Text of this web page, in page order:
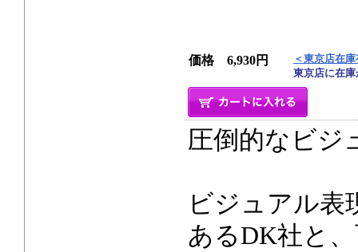
価格 6,930円
＜東京店在
東京店に在
圧倒的なビジ
ビジュアル表
あるDK社と